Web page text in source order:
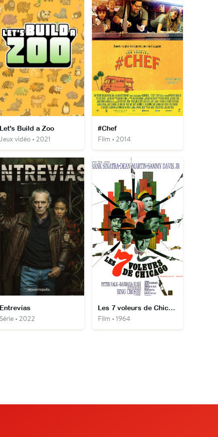
Build a Zoo
vidéo • 2021
#Chef
Film • 2014
• 2022
Les 7 voleurs de Chicago
Film • 1964